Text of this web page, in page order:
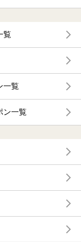
覧
一覧
ン一覧